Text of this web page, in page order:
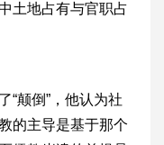
土地占有与官职占
颠倒”，他认为社
的主导是基于那个